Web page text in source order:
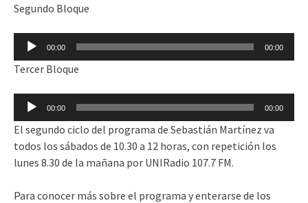
audio
Segundo Bloque
Reproductor
audio
00:00 00:00
Tercer Bloque
Reproductor
audio
00:00 00:00
El segundo ciclo del programa de Sebastián Martínez va
todos los sábados de 10.30 a 12 horas, con repetición los
lunes 8.30 de la mañana por UNIRadio 107.7 FM.
Para conocer más sobre el programa y enterarse de los